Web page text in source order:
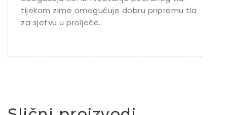
tijekom zime omogućuje dobru pripremu tla
za sjetvu u proljeće.